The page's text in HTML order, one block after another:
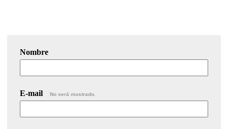
Nombre
E-mail No será mostrado.